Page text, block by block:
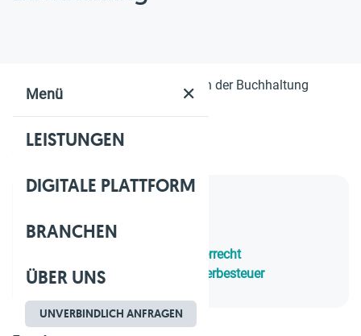
Menü ✕
LEISTUNGEN
DIGITALE PLATTFORM
BRANCHEN
ÜBER UNS
UNVERBINDLICH ANFRAGEN
Home Forderungen in der Buchhaltung
1. Forderungen
Forderungen im Bilanzsteuerrecht
3. Einkommensteuer und Gewerbesteuer